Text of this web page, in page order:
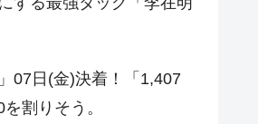
07日(金)決着！「1,407
割りそう。